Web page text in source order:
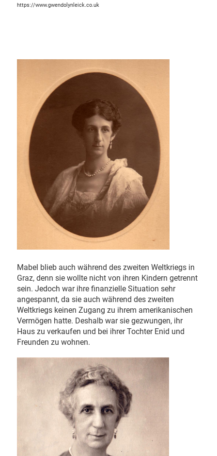
https://www.gwendolynleick.co.uk
Mabel blieb auch während des zweiten Weltkriegs in
Graz, denn sie wollte nicht von ihren Kindern getrennt
sein. Jedoch war ihre finanzielle Situation sehr
angespannt, da sie auch während des zweiten
Weltkriegs keinen Zugang zu ihrem amerikanischen
Vermögen hatte. Deshalb war sie gezwungen, ihr
Haus zu verkaufen und bei ihrer Tochter Enid und
Freunden zu wohnen.